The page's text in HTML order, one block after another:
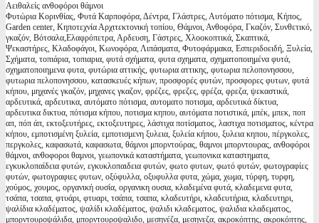
Αειθαλείς ανθοφόροι θάμνοι
Φυτώρια Κορινθίας, Φυτά Καρποφόρα, Δέντρα, Γλάστρες, Αυτόματο πότισμα, Κήπος,
Garden center, Κηποτεχνία Αρχιτεκτονική τοπίου, Θάμνοι, Ανθοφόρα, Γκαζόν, Συνθετικό,
γκαζόν, Βότσαλα,Ελαφρόπετρα, Αρδευση, Γάστρες, Χλοοκοπτικά, Σκαπτικά,
Ψεκαστήρες, Κλαδοφάγοι, Κωνοφόρα, Λιπάσματα, Φυτοφάρμακα, Εσπεριδοειδή, Ξυλεία,
Σχήματα, τοπιάρια, τοπιαρια, φυτά σχήματα, φυτα σχηματα, σχηματοποιημένα φυτά,
σχηματοποιημενα φυτα, φυτώρια αττικής, φυτωρια αττικης, φυτωρια πελοπονησσου,
φυτωρια πελοπονησσου, κατασκευές κήπων, προσφορές φυτών, προσφορες φυτων, φυτά
κήπου, μηχανές γκαζόν, μηχανες γκαζον, φρέζες, φρεζες, φρέζα, φρεζα, ψεκαστικά,
αρδευτικά, αρδευτικα, αυτόματο πότισμα, αυτοματο ποτισμα, αρδευτικά δίκτυα,
αρδευτικα δικτυα, πότισμα κήπου, ποτισμα κηπου, αυτόματα ποτιστικά, μπέκ, μπεκ, ποπ
απ, πόπ άπ, εκτοξευτήρες, εκτοξευτηρες, λάστιχα ποτίσματος, λαστιχα ποτισματος, κέντρα
κήπου, εμποτισμένη ξυλεία, εμποτισμενη ξυλεια, ξυλεία κήπου, ξυλεια κηπου, πέργκολες,
περγκολες, καφασωτά, καφασωτα, θάμνοι μπορντούρας, θαμνοι μπορντουρας, ανθοφόροι
θάμνοι, ανθοφοροι θαμνοι, γεωπονικά καταστήματα, γεωπονικα καταστηματα,
εγκυκλοπαίδεια φυτών, εγκυκλοπαιδεια φυτών, φωτο φυτων, φωτό φυτών, φωτογραφίες
φυτών, φωτογραφιες φυτων, οξύφυλλα, οξυφυλλα φυτα, χώμα, χωμα, τύρφη, τυρφη,
χούμος, χουμος, οργανική ουσία, οργανικη ουσια, κλαδεμένα φυτά, κλαδεμενα φυτα,
τσάπα, τσαπα, φτυάρι, φτυαρι, τσάπα, τσαπα, κλαδευτήρι, κλαδευτήρια, κλαδευτηρι,
ψαλίδια κλαδέματος, ψαλίδι κλαδέματος, ψαλιδι κλαδεματος, ψαλιδια κλαδεματος,
μπορντουροψάλιδα, μπορντουροψαλιδο, μεσηνέζα, μεσηνεζα, ακροκόπτης, ακροκόπτης,